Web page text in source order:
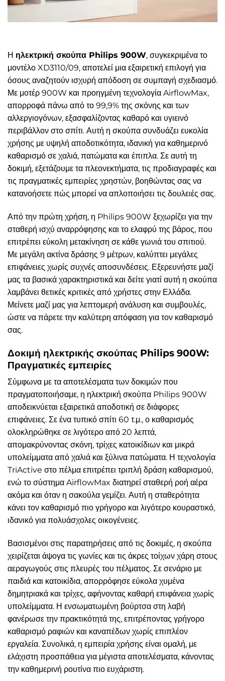
Η ηλεκτρική σκούπα Philips 900W, συγκεκριμένα το
μοντέλο XD3110/09, αποτελεί μια εξαιρετική επιλογή για
όσους αναζητούν ισχυρή απόδοση σε συμπαγή σχεδιασμό.
Με μοτέρ 900W και προηγμένη τεχνολογία AirflowMax,
απορροφά πάνω από το 99,9% της σκόνης και των
αλλεργιογόνων, εξασφαλίζοντας καθαρό και υγιεινό
περιβάλλον στο σπίτι. Αυτή η σκούπα συνδυάζει ευκολία
χρήσης με υψηλή αποδοτικότητα, ιδανική για καθημερινό
καθαρισμό σε χαλιά, πατώματα και έπιπλα. Σε αυτή τη
δοκιμή, εξετάζουμε τα πλεονεκτήματα, τις προδιαγραφές και
τις πραγματικές εμπειρίες χρηστών, βοηθώντας σας να
κατανοήσετε πώς μπορεί να απλοποιήσει τις δουλειές σας.
Από την πρώτη χρήση, η Philips 900W ξεχωρίζει για την
σταθερή ισχύ αναρρόφησης και το ελαφρύ της βάρος, που
επιτρέπει εύκολη μετακίνηση σε κάθε γωνιά του σπιτιού.
Με μεγάλη ακτίνα δράσης 9 μέτρων, καλύπτει μεγάλες
επιφάνειες χωρίς συχνές αποσυνδέσεις. Εξερευνήστε μαζί
μας τα βασικά χαρακτηριστικά και δείτε γιατί αυτή η σκούπα
λαμβάνει θετικές κριτικές από χρήστες στην Ελλάδα.
Μείνετε μαζί μας για λεπτομερή ανάλυση και συμβουλές,
ώστε να πάρετε την καλύτερη απόφαση για τον καθαρισμό
σας.
Δοκιμή ηλεκτρικής σκούπας Philips 900W:
Πραγματικές εμπειρίες
Σύμφωνα με τα αποτελέσματα των δοκιμών που
πραγματοποιήσαμε, η ηλεκτρική σκούπα Philips 900W
αποδεικνύεται εξαιρετικά αποδοτική σε διάφορες
επιφάνειες. Σε ένα τυπικό σπίτι 60 τ.μ., ο καθαρισμός
ολοκληρώθηκε σε λιγότερο από 20 λεπτά,
απομακρύνοντας σκόνη, τρίχες κατοικίδιων και μικρά
υπολείμματα από χαλιά και ξύλινα πατώματα. Η τεχνολογία
TriActive στο πέλμα επιτρέπει τριπλή δράση καθαρισμού,
ενώ το σύστημα AirflowMax διατηρεί σταθερή ροή αέρα
ακόμα και όταν η σακούλα γεμίζει. Αυτή η σταθερότητα
κάνει τον καθαρισμό πιο γρήγορο και λιγότερο κουραστικό,
ιδανικό για πολυάσχολες οικογένειες.
Βασισμένοι στις παρατηρήσεις από τις δοκιμές, η σκούπα
χειρίζεται άψογα τις γωνίες και τις άκρες τοίχων χάρη στους
αεραγωγούς στις πλευρές του πέλματος. Σε σενάριο με
παιδιά και κατοικίδια, απορρόφησε εύκολα χυμένα
δημητριακά και τρίχες, αφήνοντας καθαρή επιφάνεια χωρίς
υπολείμματα. Η ενσωματωμένη βούρτσα στη λαβή
φανέρωσε την πρακτικότητά της, επιτρέποντας γρήγορο
καθαρισμό ραφιών και καναπέδων χωρίς επιπλέον
εργαλεία. Συνολικά, η εμπειρία χρήσης είναι ομαλή, με
ελάχιστη προσπάθεια για μέγιστα αποτελέσματα, κάνοντας
την καθημερινή ρουτίνα πιο ευχάριστη.